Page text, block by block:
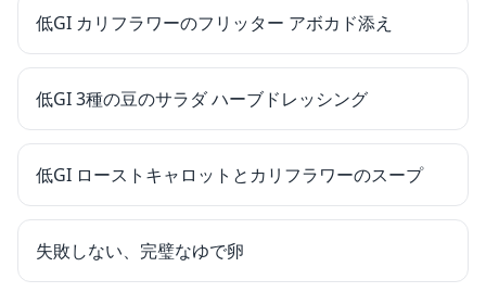
低GI カリフラワーのフリッター アボカド添え
低GI 3種の豆のサラダ ハーブドレッシング
低GI ローストキャロットとカリフラワーのスープ
失敗しない、完璧なゆで卵